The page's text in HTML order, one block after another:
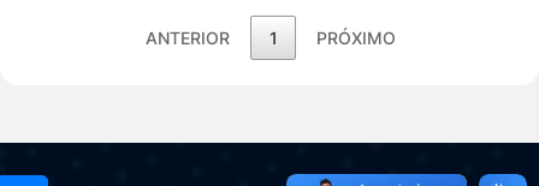
ANTERIOR 1 PRÓXIMO